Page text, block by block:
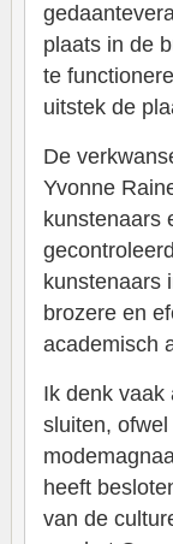
plaats in de
te
uitstek de
De
Yvonne
kunstenaars
kunstenaars
brozere en
academisch
Ik denk vaak
sluiten,
heeft
van de